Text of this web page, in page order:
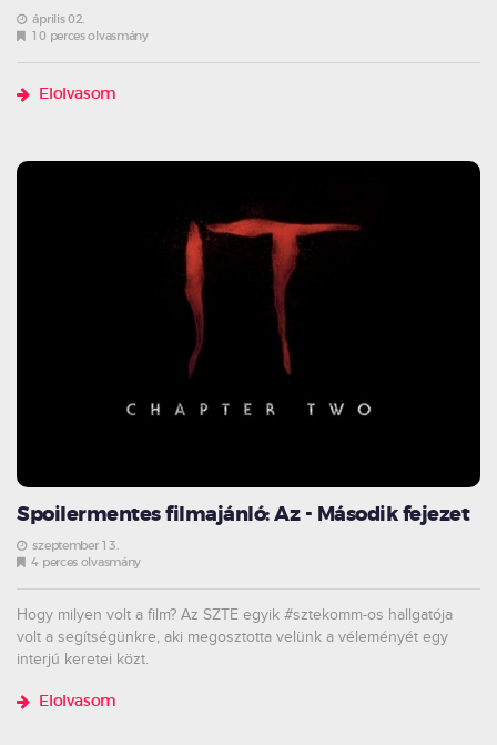
április 02.
10 perces olvasmány
Elolvasom
Spoilermentes filmajánló: Az - Második fejezet
szeptember 13.
4 perces olvasmány
Hogy milyen volt a film? Az SZTE egyik #sztekomm-os hallgatója
volt a segítségünkre, aki megosztotta velünk a véleményét egy
interjú keretei közt.
Elolvasom